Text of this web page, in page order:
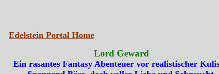
Edelstein Portal Home
Lord Geward
Ein rasantes Fantasy Abenteuer vor realistischer